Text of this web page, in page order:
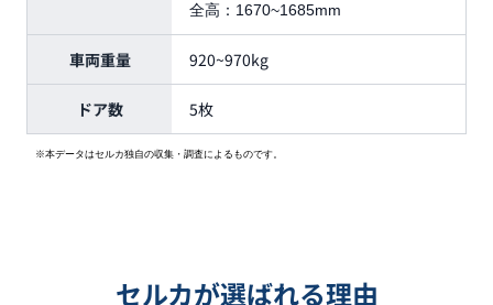
全高： 1670~1685mm
車両重量 920~970kg
ドア数 5枚
※本データはセルカ独自の収集・調査によるものです。
セルカが選ばれる理由